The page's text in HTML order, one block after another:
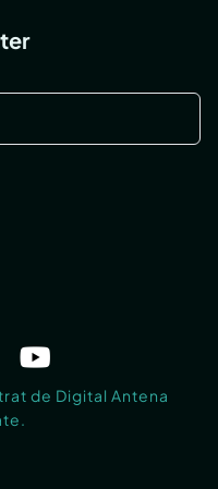
de Digital Antena